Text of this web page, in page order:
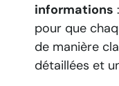
informations
pour que
de manière
détaillées et